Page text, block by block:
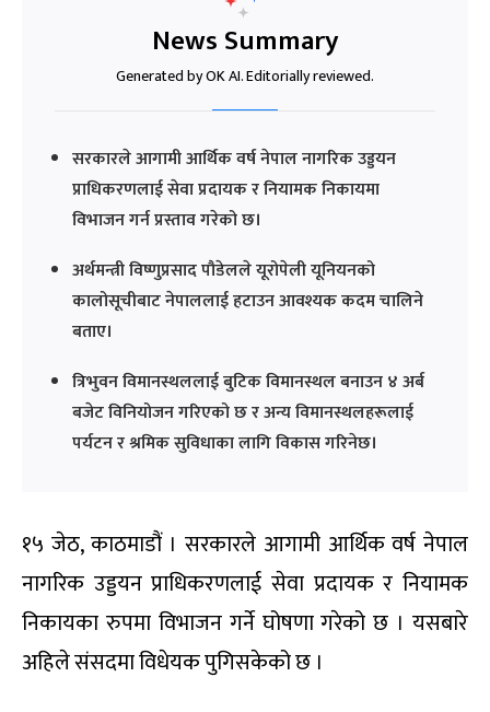
News Summary
Generated by OK AI. Editorially reviewed.
सरकारले आगामी आर्थिक वर्ष नेपाल नागरिक उड्डयन
प्राधिकरणलाई सेवा प्रदायक र नियामक निकायमा
विभाजन गर्न प्रस्ताव गरेको छ।
अर्थमन्त्री विष्णुप्रसाद पौडेलले यूरोपेली यूनियनको
कालोसूचीबाट नेपाललाई हटाउन आवश्यक कदम चालिने
बताए।
त्रिभुवन विमानस्थललाई बुटिक विमानस्थल बनाउन ४ अर्ब
बजेट विनियोजन गरिएको छ र अन्य विमानस्थलहरूलाई
पर्यटन र श्रमिक सुविधाका लागि विकास गरिनेछ।
१५ जेठ, काठमाडौं । सरकारले आगामी आर्थिक वर्ष नेपाल
नागरिक उड्डयन प्राधिकरणलाई सेवा प्रदायक र नियामक
निकायका रुपमा विभाजन गर्ने घोषणा गरेको छ । यसबारे
अहिले संसदमा विधेयक पुगिसकेको छ ।